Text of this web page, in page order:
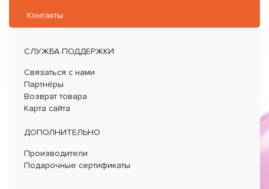
Контакты
СЛУЖБА ПОДДЕРЖКИ
Связаться с нами
Партнёры
Возврат товара
Карта сайта
ДОПОЛНИТЕЛЬНО
Производители
Подарочные сертификаты